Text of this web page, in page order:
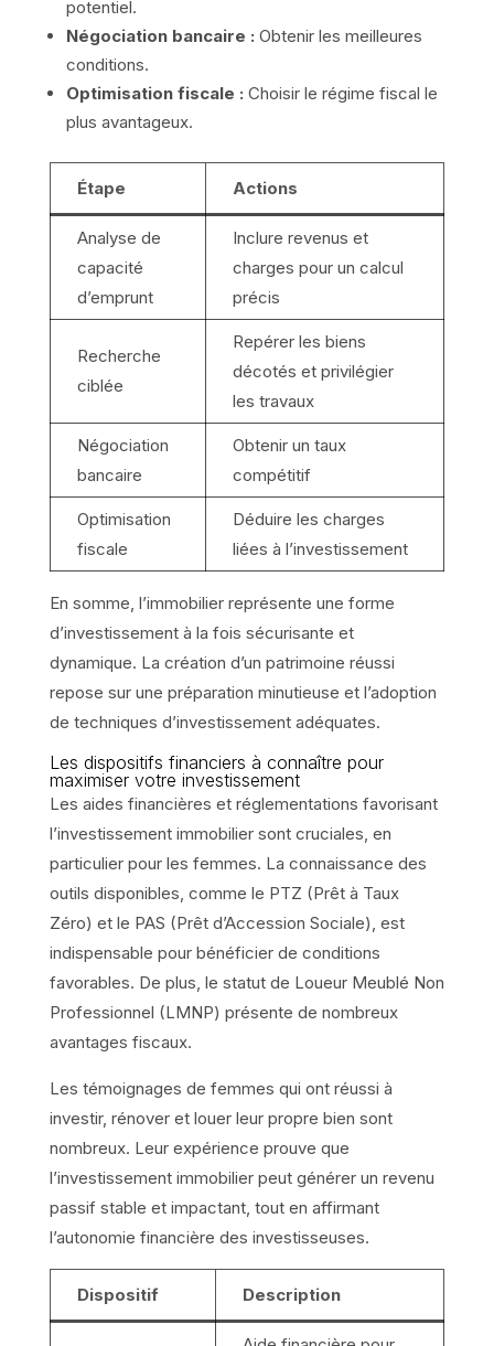
potentiel.
Négociation bancaire : Obtenir les meilleures
conditions.
Optimisation fiscale : Choisir le régime fiscal le
plus avantageux.
Étape Actions
Analyse de
capacité
d’emprunt
Inclure revenus et
charges pour un calcul
précis
Recherche
ciblée
Repérer les biens
décotés et privilégier
les travaux
Négociation
bancaire
Obtenir un taux
compétitif
Optimisation
fiscale
Déduire les charges
liées à l’investissement
En somme, l’immobilier représente une forme
d’investissement à la fois sécurisante et
dynamique. La création d’un patrimoine réussi
repose sur une préparation minutieuse et l’adoption
de techniques d’investissement adéquates.
Les dispositifs financiers à connaître pour
maximiser votre investissement
Les aides financières et réglementations favorisant
l’investissement immobilier sont cruciales, en
particulier pour les femmes. La connaissance des
outils disponibles, comme le PTZ (Prêt à Taux
Zéro) et le PAS (Prêt d’Accession Sociale), est
indispensable pour bénéficier de conditions
favorables. De plus, le statut de Loueur Meublé Non
Professionnel (LMNP) présente de nombreux
avantages fiscaux.
Les témoignages de femmes qui ont réussi à
investir, rénover et louer leur propre bien sont
nombreux. Leur expérience prouve que
l’investissement immobilier peut générer un revenu
passif stable et impactant, tout en affirmant
l’autonomie financière des investisseuses.
Dispositif Description